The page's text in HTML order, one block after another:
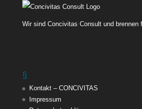
Wir sind Concivitas Consult und brennen
§
Kontakt – CONCIVITAS
Impressum